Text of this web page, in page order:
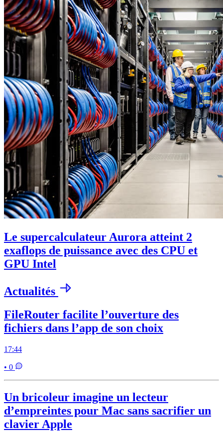
Le supercalculateur Aurora atteint 2
exaflops de puissance avec des CPU et
GPU Intel
Actualités
FileRouter facilite l’ouverture des
fichiers dans l’app de son choix
17:44
• 0
Un bricoleur imagine un lecteur
d’empreintes pour Mac sans sacrifier un
clavier Apple